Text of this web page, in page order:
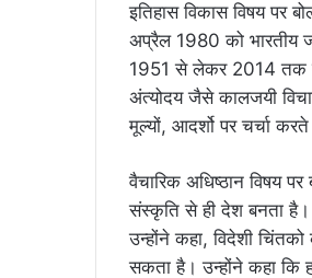
इतिहास विकास विषय पर
अप्रैल 1980 को भारतीय
1951 से लेकर 2014 तक के
अंत्योदय जैसे कालजयी
मूल्यों, आदर्शो पर चर्चा
वैचारिक अधिष्ठान विषय
संस्कृति से ही देश बनता
उन्होंने कहा, विदेशी
सकता है। उन्होंने कहा कि